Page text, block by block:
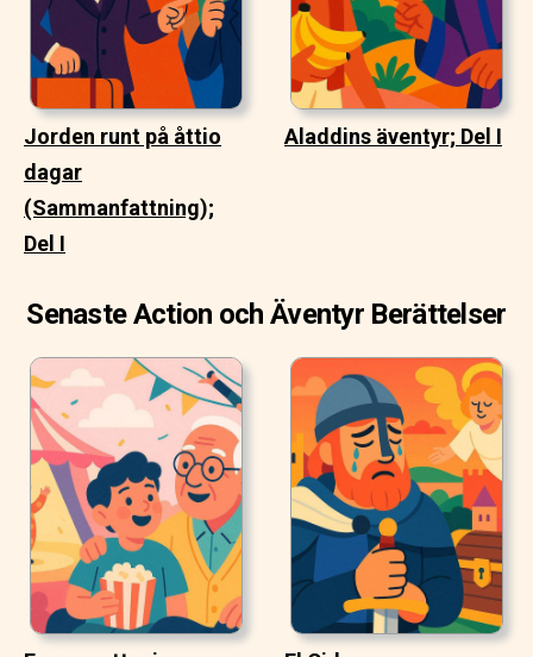
Jorden runt på åttio
dagar
(Sammanfattning);
Del I
Aladdins äventyr; Del I
Senaste Action och Äventyr Berättelser